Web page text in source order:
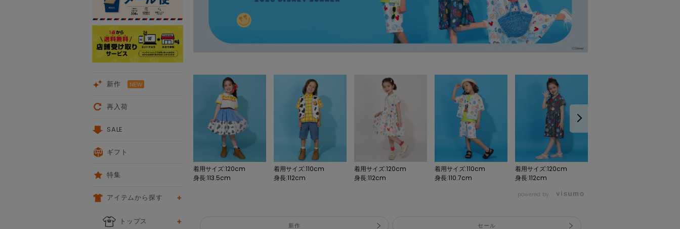
着用サイズ:120cm
身長:113.5cm
着用サイズ:110cm
身長:112cm
着用サイズ:120cm
身長:112cm
着用サイズ:110cm
身長:110.7cm
着用サイズ:120cm
身長:112cm
powered by
新作 セール
新作
再入荷
SALE
ギフト
特集
アイテムから探す
トップス